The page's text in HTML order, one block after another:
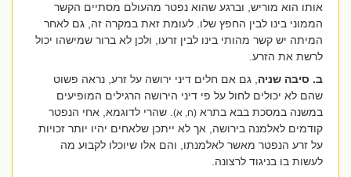
אותו הוא מוריש, וברגע שהוא נפטר מהעולם מסתיים הקשר
הממוני בינו לבין החפץ שלו. לעומת זאת במקרה זה, גם לאחר
המיתה יש קשר מהותי בינו לבין זרעו, ולכן לא ברור שמישהו יכול
לרשת את הזרע.
ב. סיבה שניה, גם אם חלים דיני ירושה על זרע, נראה פשוט
שהם לא יכולים לחול על פי דיני הירושה הרגילים המופיעים
במשנה במסכת בבא בתרא(ח, א) . שהרי לדוגמא, אחי הנפטר
קודמים לאלמנה בירושה, אך לא ייתכן שלאחים יהיו יותר זכויות
על זרע הנפטר מאשר לאלמנתו, והם אלו שיוכלו לקבוע מה
לעשות בו בניגוד לרצונה.